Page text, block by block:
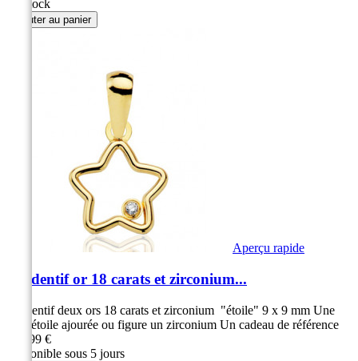
En stock
Ajouter au panier
Aperçu rapide
Pendentif or 18 carats et zirconium...
Pendentif deux ors 18 carats et zirconium "étoile" 9 x 9 mm Une
jolie étoile ajourée ou figure un zirconium Un cadeau de référence
109,99 €
Disponible sous 5 jours